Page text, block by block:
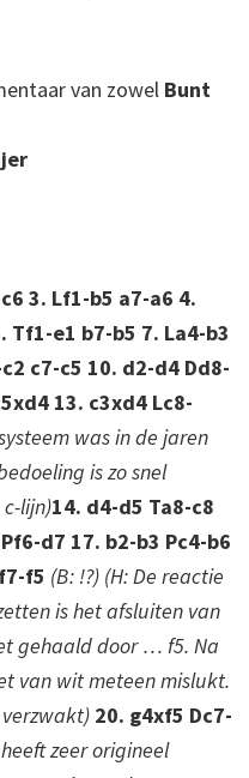
van zowel Bunt
3. Lf1-b5 a7-a6 4.
Tf1-e1 b7-b5 7. La4-b3
c7-c5 10. d2-d4 Dd8-
13. c3xd4 Lc8-
was in de jaren
is zo snel
lijn)14. d4-d5 Ta8-c8
d7 17. b2-b3 Pc4-b6
f5 (B: !?) (H: De reactie
is het afsluiten van
gehaald door … f5. Na
van wit meteen mislukt.
20. g4xf5 Dc7-
zeer origineel